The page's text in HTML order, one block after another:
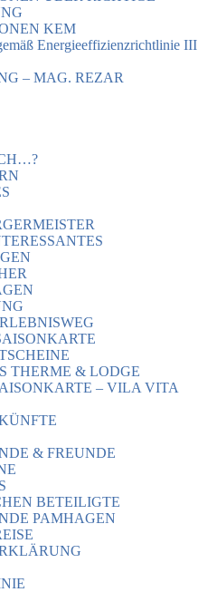
KEM
Energieeffizienzrichtlinie III
– MAG. REZAR
THERME & LODGE
– VILA VITA
& FREUNDE
BETEILIGTE
PAMHAGEN